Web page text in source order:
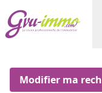
Modifier ma